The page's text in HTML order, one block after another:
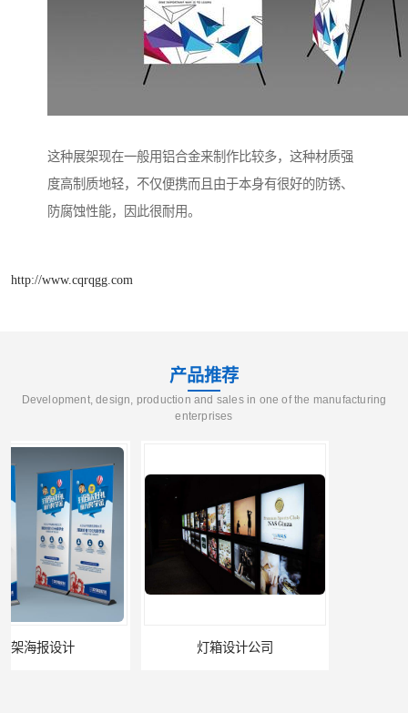
这种展架现在一般用铝合金来制作比较多，这种材质强
度高制质地轻，不仅便携而且由于本身有很好的防锈、
防腐蚀性能，因此很耐用。
http://www.cqrqgg.com
产品推荐
Development, design, production and sales in one of the manufacturing
enterprises
灯箱设计公司 企业文化墙设计公司